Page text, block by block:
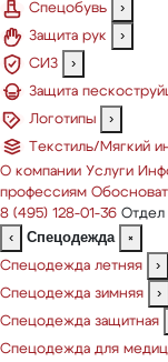
Спецобувь
›
Защита рук
›
СИЗ
›
Защита
Логотипы
›
Текстиль/Мягкий
О компании Услуги
профессиям
8 (495) 128-01-36 Отдел
‹
Спецодежда
×
Спецодежда летняя
›
Спецодежда зимняя
›
Спецодежда защитная
Спецодежда для